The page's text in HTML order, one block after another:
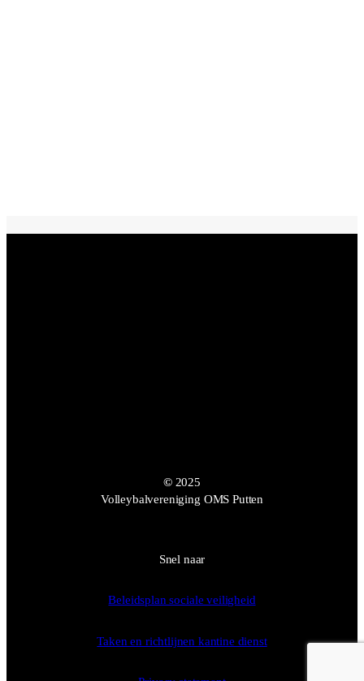
©2025
Volleybalvereniging OMS Putten
Snel naar
Beleidsplan sociale veiligheid
Taken en richtlijnen kantine dienst